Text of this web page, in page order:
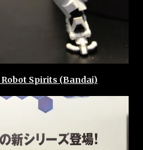
Spirits (Bandai)